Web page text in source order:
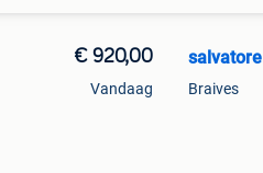
€ 920,00
Vandaag
salvatore
Braives